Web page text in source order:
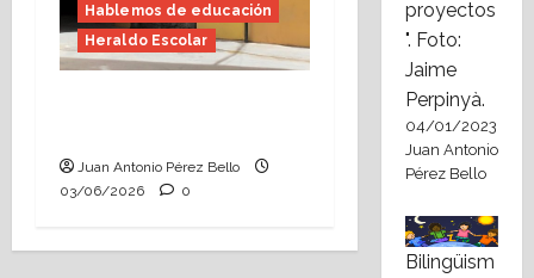
Hablemos de educación
Heraldo Escolar
Juan Antonio Pérez Bello
03/06/2026
0
proyectos
". Foto:
Jaime
Perpinyà.
04/01/2023
Juan Antonio
Pérez Bello
Bilingüism